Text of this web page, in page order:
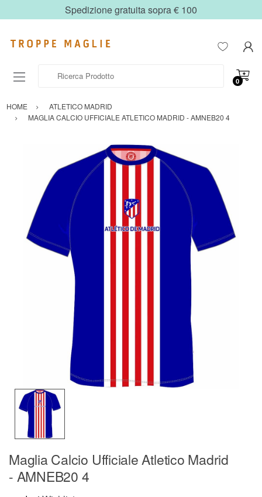
Spedizione gratuita sopra € 100
0
HOME
ATLETICO MADRID
MAGLIA CALCIO UFFICIALE ATLETICO MADRID - AMNEB20 4
Maglia Calcio Ufficiale Atletico Madrid
- AMNEB20 4